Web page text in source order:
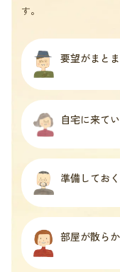
す。
要望がまと
自宅に来て
準備してお
部屋が散ら